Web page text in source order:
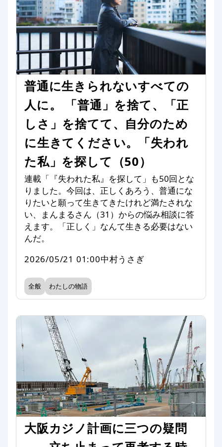
普通に生きられないすべての
人に。 「普通」を捨て、「正
しさ」を捨てて、自分のため
に生きてください。「失われ
た私」を探して（50）
連載「『失われた私』を探して」も50回とな
りました。今回は、正しくあろう、普通にな
りたいと願って生きてきたけれど満たされな
い、まんまるさん（31）からの悩み相談に答
えます。「正しく」なんて生きる必要はない
んだ。
2026/05/21 01:00中村うさぎ
全般 わたしの物語
大阪カジノ計画に三つの疑問